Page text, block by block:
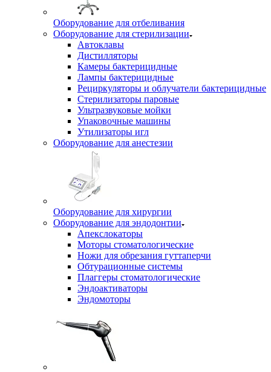
Оборудование для отбеливания
Оборудование для стерилизации
Автоклавы
Дистилляторы
Камеры бактерицидные
Лампы бактерицидные
Рециркуляторы и облучатели бактерицидные
Стерилизаторы паровые
Ультразвуковые мойки
Упаковочные машины
Утилизаторы игл
Оборудование для анестезии
Оборудование для хирургии
Оборудование для эндодонтии
Апекслокаторы
Моторы стоматологические
Ножи для обрезания гуттаперчи
Обтурационные системы
Плаггеры стоматологические
Эндоактиваторы
Эндомоторы